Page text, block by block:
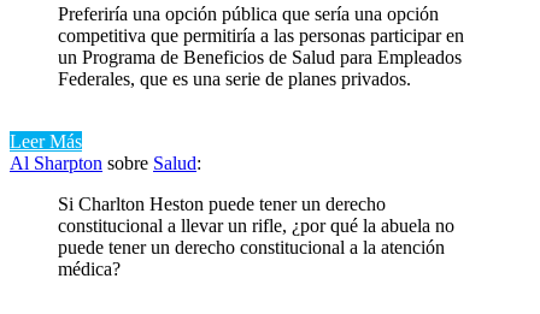
Preferiría una opción pública que sería una opción
competitiva que permitiría a las personas participar en
un Programa de Beneficios de Salud para Empleados
Federales, que es una serie de planes privados.
Leer Más
Al Sharpton sobre Salud:
Si Charlton Heston puede tener un derecho
constitucional a llevar un rifle, ¿por qué la abuela no
puede tener un derecho constitucional a la atención
médica?